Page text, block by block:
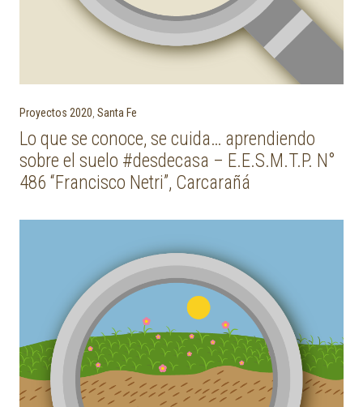
Proyectos 2020 Santa Fe
Lo que se conoce, se cuida… aprendiendo
sobre el suelo #desdecasa – E.E.S.M.T.P. N°
486 “Francisco Netri”, Carcarañá